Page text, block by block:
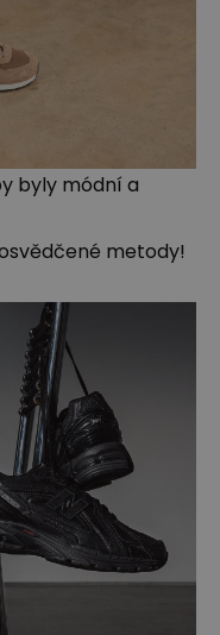
byly módní a
metody!